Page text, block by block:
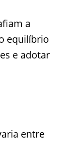
a
equilíbrio
e adotar
entre